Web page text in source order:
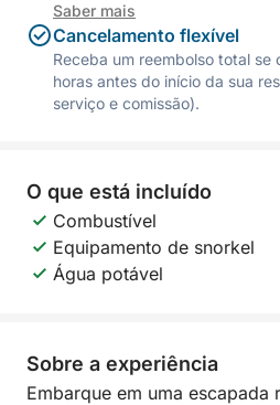
Saber mais
Cancelamento flexível
Receba um reembolso total se
horas antes do início da sua
serviço e comissão).
O que está incluído
Combustível
Equipamento de snorkel
Água potável
Sobre a experiência
Embarque em uma escapada